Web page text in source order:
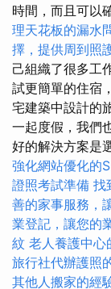
時間，而且可以
理天花板的漏水
擇，提供周到照
己組織了很多工
試更簡單的住宿
宅建築中設計的
一起度假，我們
好的解決方案是
強化網站優化的
證照考試準備 找
善的家事服務，
業登記，讓您的
紋 老人養護中心
旅行社代辦護照
其他人搬家的經